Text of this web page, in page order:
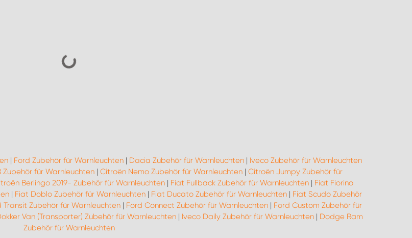
| Ford Zubehör für Warnleuchten | Dacia Zubehör für Warnleuchten | Iveco Zubehör für Warnleuchten
Zubehör für Warnleuchten | Citroën Nemo Zubehör für Warnleuchten | Citroën Jumpy Zubehör für
Berlingo 2019- Zubehör für Warnleuchten | Fiat Fullback Zubehör für Warnleuchten | Fiat Fiorino
| Fiat Doblo Zubehör für Warnleuchten| Fiat Ducato Zubehör für Warnleuchten| Fiat Scudo Zubehör
Transit Zubehör für Warnleuchten | Ford Connect Zubehör für Warnleuchten | Ford Custom Zubehör für
Van (Transporter) Zubehör für Warnleuchten | Iveco Daily Zubehör für Warnleuchten | Dodge Ram
Zubehör für Warnleuchten